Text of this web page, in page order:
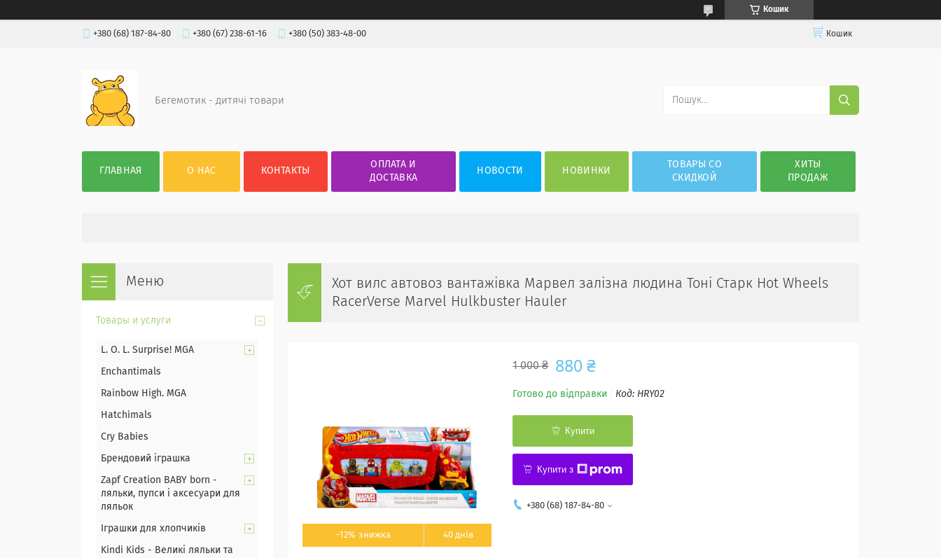
Кошик
+380 (68) 187-84-80 +380 (67) 238-61-16 +380 (50) 383-48-00 Кошик
Бегемотик - дитячі товари
ГЛАВНАЯ О НАС КОНТАКТЫ
ОПЛАТА И
ДОСТАВКА
НОВОСТИ НОВИНКИ
ТОВАРЫ СО
СКИДКОЙ
ХИТЫ
ПРОДАЖ
Хот вилс автовоз вантажівка Марвел залізна людина Тоні Старк Hot Wheels
RacerVerse Marvel Hulkbuster Hauler
–12% 40 днів
1 000 ₴ 880 ₴
Готово до відправки Код: HRY02
Купити
Купити з
+380 (68) 187-84-80
Товары и услуги
L. O. L. Surprise! MGA
Enchantimals
Rainbow High. MGA
Hatchimals
Cry Babies
Брендовий іграшка
Zapf Creation BABY born -
ляльки, пупси і аксесуари для
ляльок
Іграшки для хлопчиків
Kindi Kids - Великі ляльки та